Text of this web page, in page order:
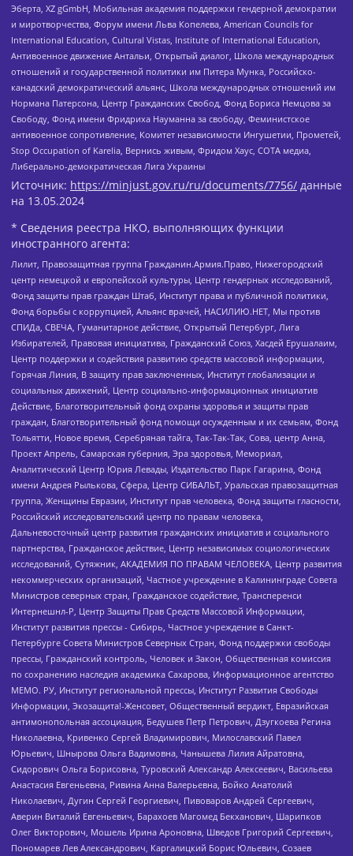
Эберта, XZ gGmbH, Мобильная академия поддержки гендерной демократии
и миротворчества, Форум имени Льва Копелева, American Councils for
International Education, Cultural Vistas, Institute of International Education,
Антивоенное движение Антальи, Открытый диалог, Школа международных
отношений и государственной политики им Питера Мунка, Российско-
канадский демократический альянс, Школа международных отношений им
Нормана Патерсона, Центр Гражданских Свобод, Фонд Бориса Немцова за
Свободу, Фонд имени Фридриха Науманна за свободу, Феминистское
антивоенное сопротивление, Комитет независимости Ингушетии, Прометей,
Stop Occupation of Karelia, Вернись живым, Фридом Хаус, СОТА медиа,
Либерально-демократическая Лига Украины
Источник: https://minjust.gov.ru/ru/documents/7756/ данные
на 13.05.2024
* Сведения реестра НКО, выполняющих функции
иностранного агента:
Лилит, Правозащитная группа Гражданин.Армия.Право, Нижегородский
центр немецкой и европейской культуры, Центр гендерных исследований,
Фонд защиты прав граждан Штаб, Институт права и публичной политики,
Фонд борьбы с коррупцией, Альянс врачей, НАСИЛИЮ.НЕТ, Мы против
СПИДа, СВЕЧА, Гуманитарное действие, Открытый Петербург, Лига
Избирателей, Правовая инициатива, Гражданский Союз, Хасдей Ерушалаим,
Центр поддержки и содействия развитию средств массовой информации,
Горячая Линия, В защиту прав заключенных, Институт глобализации и
социальных движений, Центр социально-информационных инициатив
Действие, Благотворительный фонд охраны здоровья и защиты прав
граждан, Благотворительный фонд помощи осужденным и их семьям, Фонд
Тольятти, Новое время, Серебряная тайга, Так-Так-Так, Сова, центр Анна,
Проект Апрель, Самарская губерния, Эра здоровья, Мемориал,
Аналитический Центр Юрия Левады, Издательство Парк Гагарина, Фонд
имени Андрея Рылькова, Сфера, Центр СИБАЛЬТ, Уральская правозащитная
группа, Женщины Евразии, Институт прав человека, Фонд защиты гласности,
Российский исследовательский центр по правам человека,
Дальневосточный центр развития гражданских инициатив и социального
партнерства, Гражданское действие, Центр независимых социологических
исследований, Сутяжник, АКАДЕМИЯ ПО ПРАВАМ ЧЕЛОВЕКА, Центр развития
некоммерческих организаций, Частное учреждение в Калининграде Совета
Министров северных стран, Гражданское содействие, Трансперенси
Интернешнл-Р, Центр Защиты Прав Средств Массовой Информации,
Институт развития прессы - Сибирь, Частное учреждение в Санкт-
Петербурге Совета Министров Северных Стран, Фонд поддержки свободы
прессы, Гражданский контроль, Человек и Закон, Общественная комиссия
по сохранению наследия академика Сахарова, Информационное агентство
МЕМО. РУ, Институт региональной прессы, Институт Развития Свободы
Информации, Экозащита!-Женсовет, Общественный вердикт, Евразийская
антимонопольная ассоциация, Бедушев Петр Петрович, Дзугкоева Регина
Николаевна, Кривенко Сергей Владимирович, Милославский Павел
Юрьевич, Шнырова Ольга Вадимовна, Чанышева Лилия Айратовна,
Сидорович Ольга Борисовна, Туровский Александр Алексеевич, Васильева
Анастасия Евгеньевна, Ривина Анна Валерьевна, Бойко Анатолий
Николаевич, Дугин Сергей Георгиевич, Пивоваров Андрей Сергеевич,
Аверин Виталий Евгеньевич, Барахоев Магомед Бекханович, Шарипков
Олег Викторович, Мошель Ирина Ароновна, Шведов Григорий Сергеевич,
Пономарев Лев Александрович, Каргалицкий Борис Юльевич, Созаев